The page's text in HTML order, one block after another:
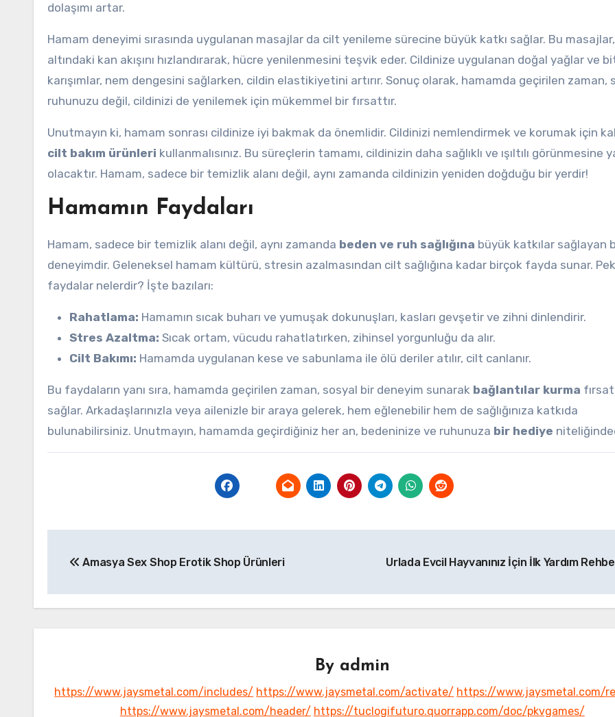
dolaşımı artar.
Hamam deneyimi sırasında uygulanan masajlar da cilt yenileme sürecine büyük katkı sağlar. Bu
altındaki kan akışını hızlandırarak, hücre yenilenmesini teşvik eder. Cildinize uygulanan doğal yağlar ve
karışımlar, nem dengesini sağlarken, cildin elastikiyetini artırır. Sonuç olarak, hamamda geçirilen zaman,
ruhunuzu değil, cildinizi de yenilemek için mükemmel bir fırsattır.
Unutmayın ki, hamam sonrası cildinize iyi bakmak da önemlidir. Cildinizi nemlendirmek ve korumak için
cilt bakım ürünleri kullanmalısınız. Bu süreçlerin tamamı, cildinizin daha sağlıklı ve ışıltılı görünmesine
olacaktır. Hamam, sadece bir temizlik alanı değil, aynı zamanda cildinizin yeniden doğduğu bir yerdir!
Hamamın Faydaları
Hamam, sadece bir temizlik alanı değil, aynı zamanda beden ve ruh sağlığına büyük katkılar sağlayan
deneyimdir. Geleneksel hamam kültürü, stresin azalmasından cilt sağlığına kadar birçok fayda sunar.
faydalar nelerdir? İşte bazıları:
Rahatlama: Hamamın sıcak buharı ve yumuşak dokunuşları, kasları gevşetir ve zihni dinlendirir.
Stres Azaltma: Sıcak ortam, vücudu rahatlatırken, zihinsel yorgunluğu da alır.
Cilt Bakımı: Hamamda uygulanan kese ve sabunlama ile ölü deriler atılır, cilt canlanır.
Bu faydaların yanı sıra, hamamda geçirilen zaman, sosyal bir deneyim sunarak bağlantılar kurma
sağlar. Arkadaşlarınızla veya ailenizle bir araya gelerek, hem eğlenebilir hem de sağlığınıza katkıda
bulunabilirsiniz. Unutmayın, hamamda geçirdiğiniz her an, bedeninize ve ruhunuza bir hediye
gezinmesi
Amasya Sex Shop Erotik Shop Ürünleri Urlada Evcil Hayvanınız İçin İlk Yardım
By admin
https://www.jaysmetal.com/includes/ https://www.jaysmetal.com/activate/ https://www.jaysmetal.com/
https://www.jaysmetal.com/header/ https://tuclogifuturo.quorrapp.com/doc/pkvgames/